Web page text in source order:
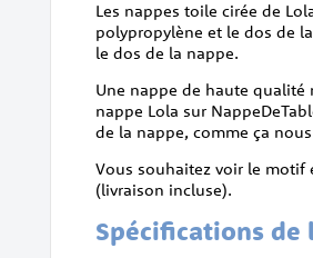
Les nappes toile cirée de
polypropylène et le dos de
le dos de la nappe.
Une nappe de haute qualité
nappe Lola sur
de la nappe, comme ça
Vous souhaitez voir le motif
(livraison incluse).
Spécifications de